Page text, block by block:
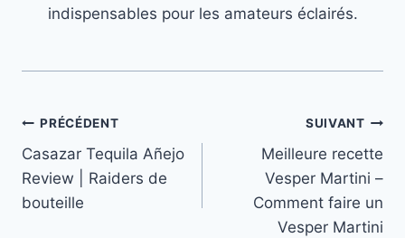
indispensables pour les amateurs éclairés.
Navigation
de
l’article
PRÉCÉDENT
Casazar Tequila Añejo
Review | Raiders de
bouteille
SUIVANT
Meilleure recette
Vesper Martini –
Comment faire un
Vesper Martini